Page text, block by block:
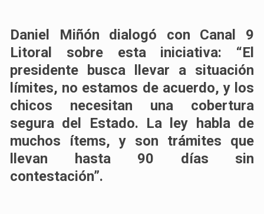
Daniel Miñón dialogó con Canal 9
Litoral sobre esta iniciativa: “El
presidente busca llevar a situación
límites, no estamos de acuerdo, y los
chicos necesitan una cobertura
segura del Estado. La ley habla de
muchos ítems, y son trámites que
llevan hasta 90 días sin
contestación”.